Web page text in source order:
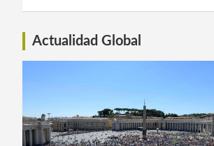
Actualidad Global